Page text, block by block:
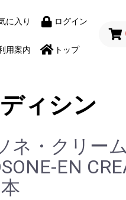
に入り ログイン
用案内 トップ
ィシン
ネ・クリー
EN